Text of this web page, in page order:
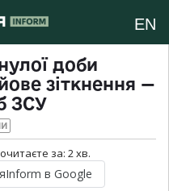
EN
доби
зіткнення —
ЗСУ
за: 2хв.
в Google